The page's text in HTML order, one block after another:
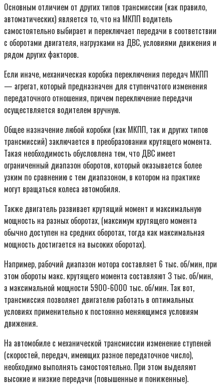
Основным отличием от других типов трансмиссии (как правило,
автоматических) является то, что на МКПП водитель
самостоятельно выбирает и переключает передачи в соответствии
с оборотами двигателя, нагрузками на ДВС, условиями движения и
рядом других факторов.
Если иначе, механическая коробка переключения передач МКПП
— агрегат, который предназначен для ступенчатого изменения
передаточного отношения, причем переключение передачи
осуществляется водителем вручную.
Общее назначение любой коробки (как МКПП, так и других типов
трансмиссий) заключается в преобразовании крутящего момента.
Такая необходимость обусловлена тем, что ДВС имеет
ограниченный диапазон оборотов, который оказывается более
узким по сравнению с тем диапазоном, в котором на практике
могут вращаться колеса автомобиля.
Также двигатель развивает крутящий момент и максимальную
мощность на разных оборотах, (максимум крутящего момента
обычно доступен на средних оборотах, тогда как максимальная
мощность достигается на высоких оборотах).
Например, рабочий диапазон мотора составляет 6 тыс. об/мин, при
этом обороты макс. крутящего момента составляют 3 тыс. об/мин,
а максимальной мощности 5900-6000 тыс. об/мин. Так вот,
трансмиссия позволяет двигателю работать в оптимальных
условиях применительно к постоянно меняющимся условиям
движения.
На автомобиле с механической трансмиссии изменение ступеней
(скоростей, передач, имеющих разное передаточное число),
необходимо выполнять самостоятельно. При этом выделяют
высокие и низкие передачи (повышенные и пониженные).